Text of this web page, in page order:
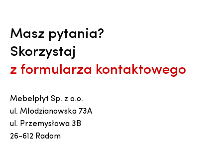
Masz pytania?
Skorzystaj
z formularza kontaktowego
Mebelpłyt Sp. z o.o.
ul. Młodzianowska 73A
ul. Przemysłowa 3B
26-612 Radom